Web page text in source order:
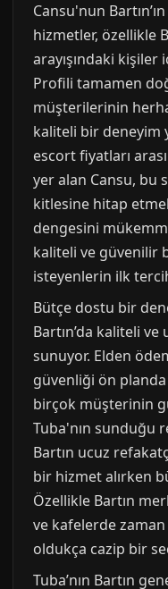
Cansu'nun
hizmetler, özellikle
arayışındaki
Profili tamamen
müşterilerinin
kaliteli bir deneyim
escort fiyatları
yer alan Cansu, bu
kitlesine hitap
dengesini
kaliteli ve güvenilir
isteyenlerin ilk
Bütçe dostu bir
Bartın’da kaliteli
sunuyor. Elden
güvenliği ön
birçok müşterinin
Tuba'nın sunduğu
Bartın ucuz
bir hizmet alırken
Özellikle Bartın
ve kafelerde
oldukça cazip bir
Tuba’nın Bartın